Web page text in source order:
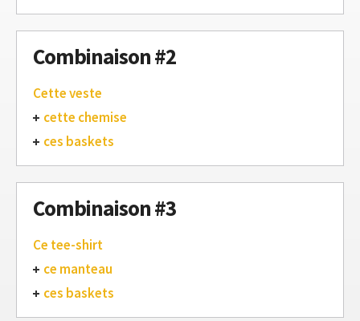
Combinaison #2
Cette veste
cette chemise
ces baskets
Combinaison #3
Ce tee-shirt
ce manteau
ces baskets